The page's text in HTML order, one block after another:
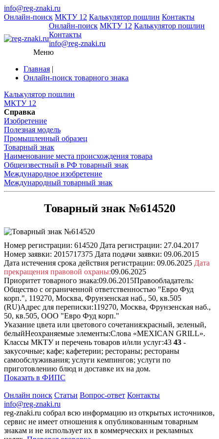
info@reg-znaki.ru
Онлайн-поиск МКТУ 12 Калькулятор пошлин Контакты
Онлайн-поиск МКТУ 12 Калькулятор пошлин
Контакты
info@reg-znaki.ru
Меню
Главная |
Онлайн-поиск товарного знака
Калькулятор пошлин
МКТУ 12
Справка
Изобретение
Полезная модель
Промышленный образец
Товарный знак
Наименование места происхождения товара
Общеизвестный в РФ товарный знак
Международное изобретение
Международный товарный знак
Товарный знак №614520
Номер регистрации: 614520 Дата регистрации: 27.04.2017
Номер заявки: 2015717375 Дата подачи заявки: 09.06.2015
Дата истечения срока действия регистрации: 09.06.2025 Дата
прекращения правовой охраны:09.06.2025
Приоритет товарного знака:09.06.2015Правообладатель:
Общество с ограниченной ответственностью "Евро Фуд
корп.", 119270, Москва, Фрунзенская наб., 50, кв.505
(RU)Адрес для переписки:119270, Москва, Фрунзенская наб.,
50, кв.505, ООО "Евро Фуд корп."
Указание цвета или цветового сочетания:красный, зеленый,
белыйНеохраняемые элементы:Слова «MEXICAN GRILL».
Классы МКТУ и перечень товаров и/или услуг:43 43 -
закусочные; кафе; кафетерии; рестораны; рестораны
самообслуживания; услуги кемпингов; услуги по
приготовлению блюд и доставке их на дом.
Показать в ФИПС
Онлайн поиск Статьи Вопрос-ответ Контакты
info@reg-znaki.ru
reg-znaki.ru собрал всю информацию из открытых источников,
сервис не имеет отношения к опубликованным товарным
знакам и не использует их в коммерческих и рекламных